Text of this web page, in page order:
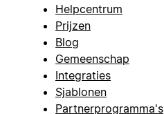
Helpcentrum
Prijzen
Blog
Gemeenschap
Integraties
Sjablonen
Partnerprogramma's